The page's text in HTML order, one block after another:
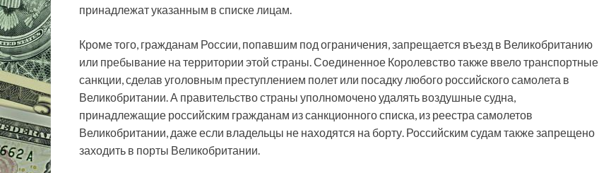
принадлежат указанным в списке лицам.
Кроме того, гражданам России, попавшим под ограничения, запрещается въезд в Великобританию
или пребывание на территории этой страны. Соединенное Королевство также ввело транспортные
санкции, сделав уголовным преступлением полет или посадку любого российского самолета в
Великобритании. А правительство страны уполномочено удалять воздушные судна,
принадлежащие российским гражданам из санкционного списка, из реестра самолетов
Великобритании, даже если владельцы не находятся на борту. Российским судам также запрещено
заходить в порты Великобритании.